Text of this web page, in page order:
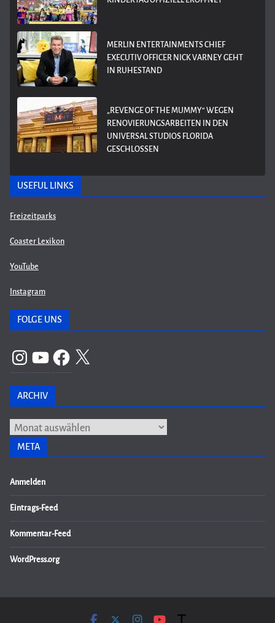
MERLIN ENTERTAINMENTS CHIEF
EXECUTIV OFFICER NICK VARNEY GEHT
IN RUHESTAND
„REVENGE OF THE MUMMY“ WEGEN
RENOVIERUNGSARBEITEN IN DEN
UNIVERSAL STUDIOS FLORIDA
GESCHLOSSEN
USEFUL LINKS
Freizeitparks
Coaster Lexikon
YouTube
Instagram
FOLGE UNS
InstagramYouTubeFacebook
X
ARCHIV
Archiv
META
Anmelden
Eintrags-Feed
Kommentar-Feed
WordPress.org